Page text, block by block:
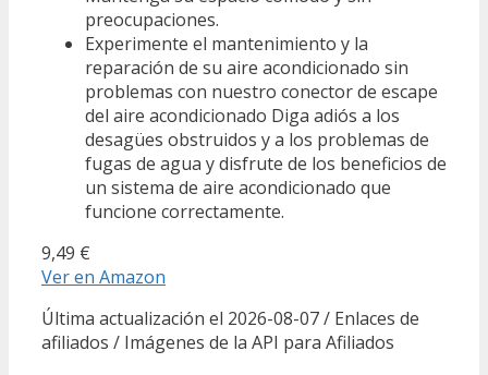
preocupaciones.
Experimente el mantenimiento y la
reparación de su aire acondicionado sin
problemas con nuestro conector de escape
del aire acondicionado Diga adiós a los
desagües obstruidos y a los problemas de
fugas de agua y disfrute de los beneficios de
un sistema de aire acondicionado que
funcione correctamente.
9,49 €
Ver en Amazon
Última actualización el 2026-08-07 / Enlaces de
afiliados / Imágenes de la API para Afiliados